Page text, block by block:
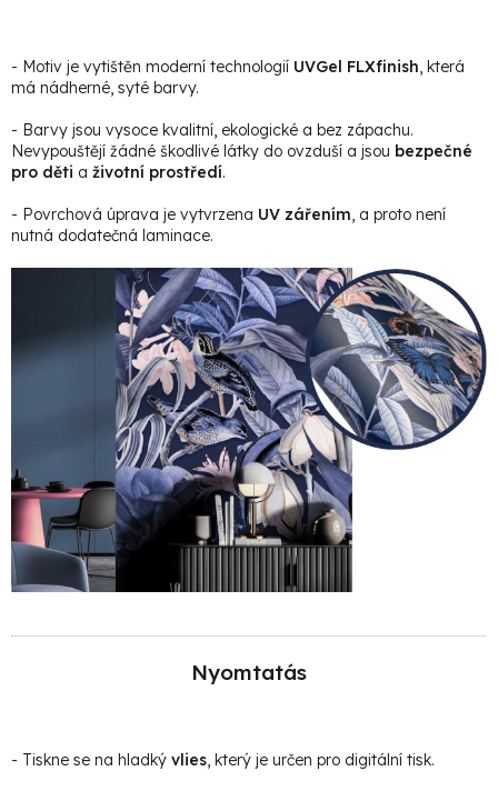
- Motiv je vytištěn moderní technologií UVGel FLXfinish, která
má nádherné, syté barvy.
- Barvy jsou vysoce kvalitní, ekologické a bez zápachu.
Nevypouštějí žádné škodlivé látky do ovzduší a jsou bezpečné
pro děti a životní prostředí.
- Povrchová úprava je vytvrzena UV zářením, a proto není
nutná dodatečná laminace.
Nyomtatás
- Tiskne se na hladký vlies, který je určen pro digitální tisk.